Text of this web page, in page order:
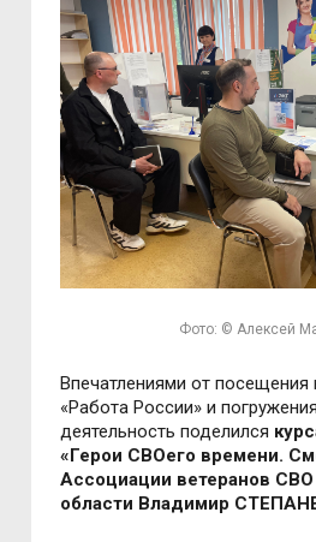
Фото: © Алексей
Впечатлениями от посещения
«Работа России» и
деятельность поделился
«Герои СВОего времени.
Ассоциации ветеранов
области Владимир